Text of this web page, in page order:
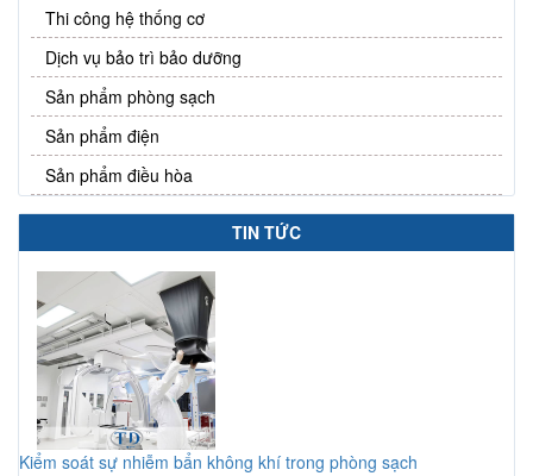
Thi công hệ thống cơ
Dịch vụ bảo trì bảo dưỡng
Sản phẩm phòng sạch
Sản phẩm điện
Sản phẩm điều hòa
TIN TỨC
Kiểm soát sự nhiễm bẩn không khí trong phòng sạch